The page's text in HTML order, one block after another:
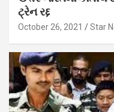
ટ્રેન રદ્દ
October 26, 2021 Star